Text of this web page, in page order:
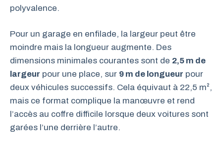
polyvalence.
Pour un garage en enfilade, la largeur peut être
moindre mais la longueur augmente. Des
dimensions minimales courantes sont de 2,5 m de
largeur pour une place, sur 9 m de longueur pour
deux véhicules successifs. Cela équivaut à 22,5 m²,
mais ce format complique la manœuvre et rend
l’accès au coffre difficile lorsque deux voitures sont
garées l’une derrière l’autre.